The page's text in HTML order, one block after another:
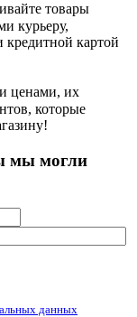
товары
курьеру,
кредитной картой
ценами, их
которые
мы могли
данных